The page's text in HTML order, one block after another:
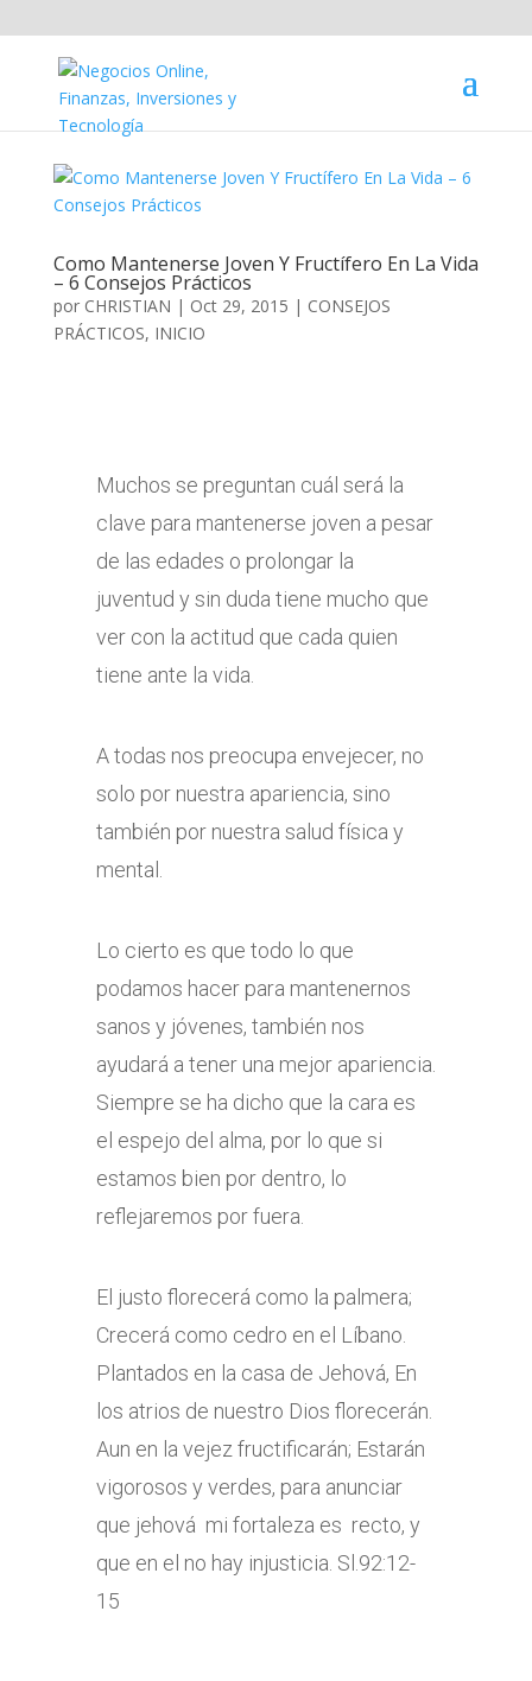
Como Mantenerse Joven Y Fructífero En La Vida
– 6 Consejos Prácticos
por CHRISTIAN | Oct 29, 2015 | CONSEJOS
PRÁCTICOS, INICIO
Muchos se preguntan cuál será la
clave para mantenerse joven a pesar
de las edades o prolongar la
juventud y sin duda tiene mucho que
ver con la actitud que cada quien
tiene ante la vida.
A todas nos preocupa envejecer, no
solo por nuestra apariencia, sino
también por nuestra salud física y
mental.
Lo cierto es que todo lo que
podamos hacer para mantenernos
sanos y jóvenes, también nos
ayudará a tener una mejor apariencia.
Siempre se ha dicho que la cara es
el espejo del alma, por lo que si
estamos bien por dentro, lo
reflejaremos por fuera.
El justo florecerá como la palmera;
Crecerá como cedro en el Líbano.
Plantados en la casa de Jehová, En
los atrios de nuestro Dios florecerán.
Aun en la vejez fructificarán; Estarán
vigorosos y verdes, para anunciar
que jehová mi fortaleza es recto, y
que en el no hay injusticia. Sl.92:12-
15